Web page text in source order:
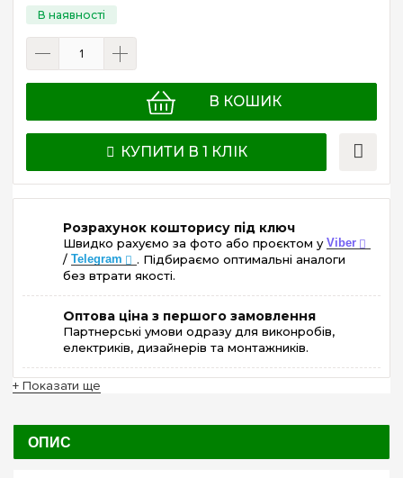
В КОШИК
КУПИТИ В 1 КЛІК
Розрахунок кошторису під ключ
Швидко рахуємо за фото або проєктом у Viber
/ Telegram
. Підбираємо оптимальні аналоги
без втрати якості.
Оптова ціна з першого замовлення
Партнерські умови одразу для виконробів,
електриків, дизайнерів та монтажників.
+ Показати ще
ОПИС